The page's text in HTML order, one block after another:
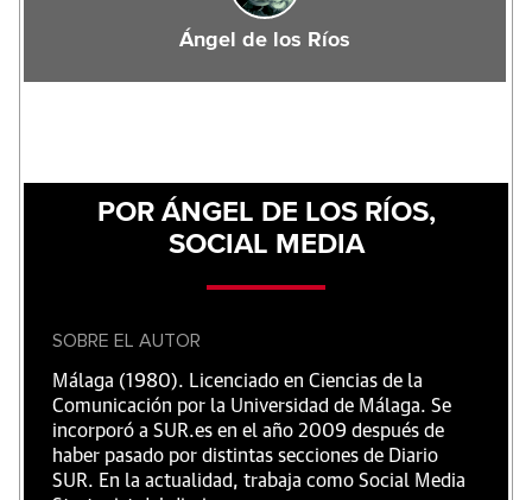
Ángel de los Ríos
POR ÁNGEL DE LOS RÍOS,
SOCIAL MEDIA
SOBRE EL AUTOR
Málaga (1980). Licenciado en Ciencias de la
Comunicación por la Universidad de Málaga. Se
incorporó a SUR.es en el año 2009 después de
haber pasado por distintas secciones de Diario
SUR. En la actualidad, trabaja como Social Media